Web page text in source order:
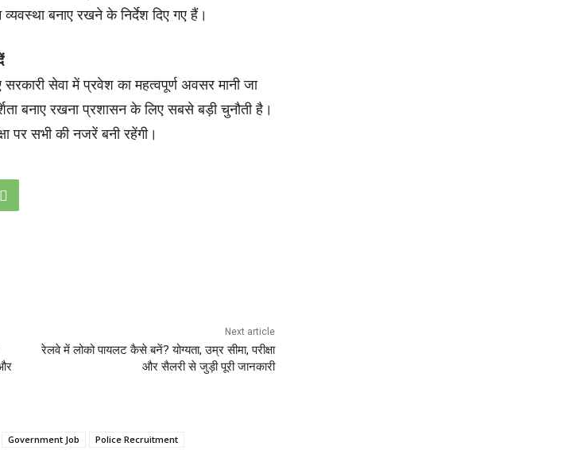
बनाए रखने के निर्देश दिए गए हैं।
सेवा में प्रवेश का महत्वपूर्ण अवसर मानी जा
बनाए रखना प्रशासन के लिए सबसे बड़ी चुनौती है।
पर सभी की नजरें बनी रहेंगी।
Next article
रेलवे में लोको पायलट कैसे बनें? योग्यता, उम्र सीमा, परीक्षा
और सैलरी से जुड़ी पूरी जानकारी
Government Job
Police Recruitment